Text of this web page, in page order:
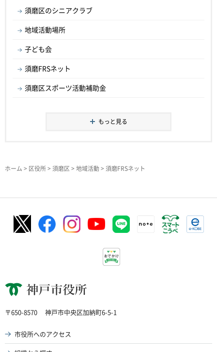
須磨区のシニアクラブ
地域活動場所
子ども会
須磨FRSネット
須磨区スポーツ活動補助金
もっと見る
ホーム > 区役所> 須磨区> 地域活動> 須磨FRSネット
神戸市役所
〒650-8570 神戸市中央区加納町6-5-1
市役所へのアクセス